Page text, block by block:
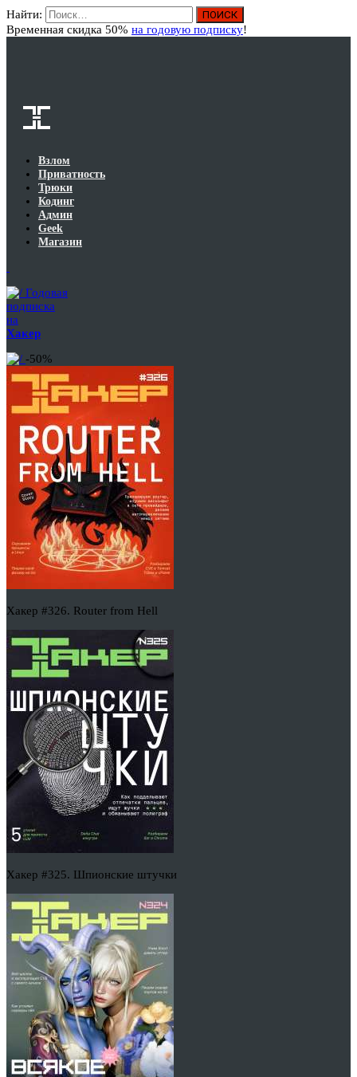
Найти:
Временная скидка 50% на годовую подписку!
Взлом
Приватность
Трюки
Кодинг
Админ
Geek
Магазин
Годовая
подписка
на
Хакер
-50%
Хакер #326. Router from Hell
Хакер #325. Шпионские штучки